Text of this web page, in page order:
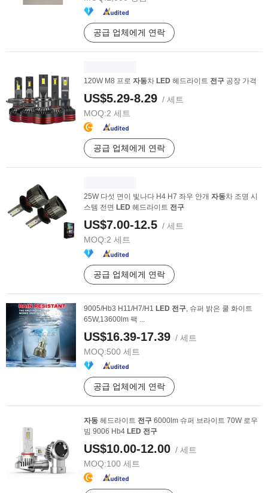
공급 업체에게 연락
120W M8 프로 자동차 LED 헤드라이트 전구 공장 가격
US$5.29-8.29 / 세트
MOQ:2 세트
공급 업체에게 연락
25W 다섯 면이 빛나다 H4 H7 좌우 안개 자동차 조명 시
스템 전면 LED 헤드라이트 전구
US$7.00-12.5 / 세트
MOQ:2 세트
공급 업체에게 연락
9005/Hb3 H11/H7/H1 LED 전구, 슈퍼 밝은 쿨 화이트
65W,13600lm 팩 ...
US$16.39-17.39 / 세트
MOQ:500 세트
공급 업체에게 연락
자동 헤드라이트 전구 6000lm 슈퍼 브라이트 70W 로우
빔 9006 Hb4 LED 전구
US$10.00-12.00 / 세트
MOQ:100 세트